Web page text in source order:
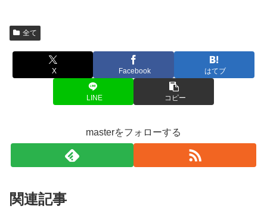
全て
X Facebook はてブ
LINE コピー
masterをフォローする
関連記事